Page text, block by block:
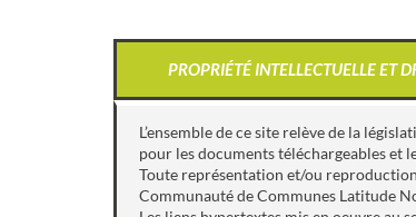
PROPRIÉTÉ INTELLECTUELLE ET
L’ensemble de ce site relève de la
pour les documents téléchargeables et
Toute représentation et/ou
Communauté de Communes Latitude